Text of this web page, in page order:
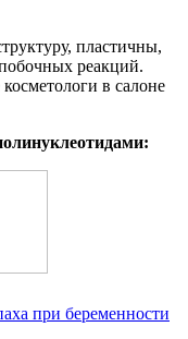
пластичны,
реакций.
в салоне
при беременности